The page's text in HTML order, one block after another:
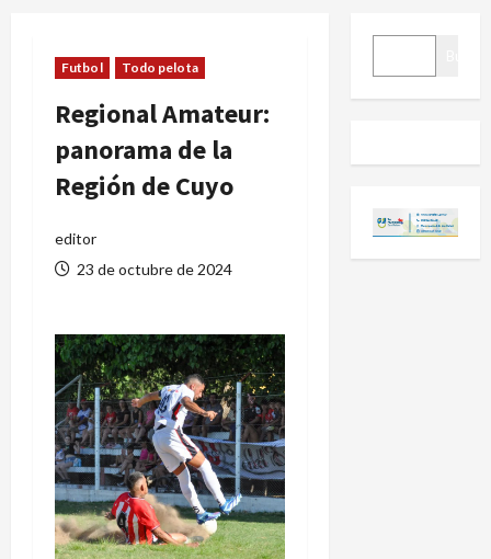
Futbol Todo pelota
Regional Amateur:
panorama de la
Región de Cuyo
editor
23 de octubre de 2024